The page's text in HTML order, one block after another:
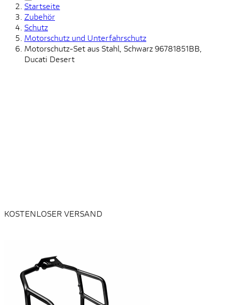
Startseite
Zubehör
Schutz
Motorschutz und Unterfahrschutz
Motorschutz-Set aus Stahl, Schwarz 96781851BB,
Ducati Desert
KOSTENLOSER VERSAND